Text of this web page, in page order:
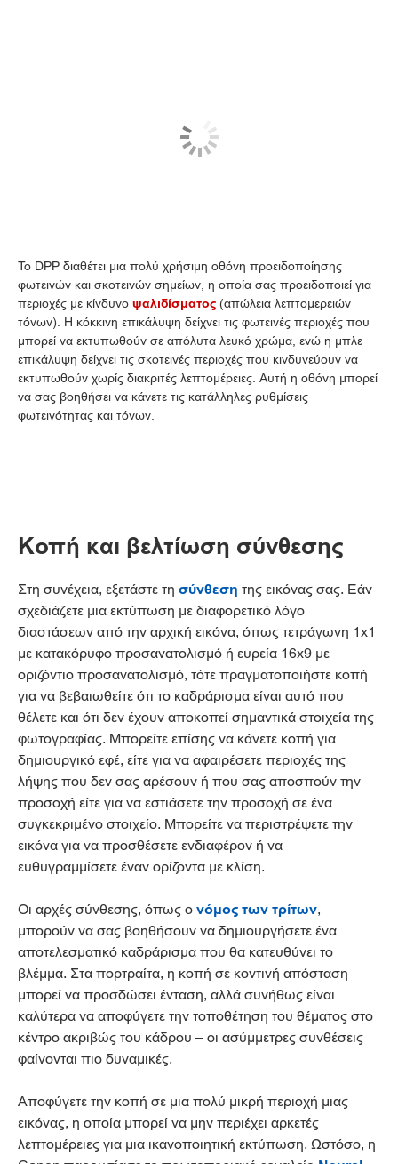
Το DPP διαθέτει μια πολύ χρήσιμη οθόνη προειδοποίησης
φωτεινών και σκοτεινών σημείων, η οποία σας προειδοποιεί για
περιοχές με κίνδυνο ψαλιδίσματος (απώλεια λεπτομερειών
τόνων). Η κόκκινη επικάλυψη δείχνει τις φωτεινές περιοχές που
μπορεί να εκτυπωθούν σε απόλυτα λευκό χρώμα, ενώ η μπλε
επικάλυψη δείχνει τις σκοτεινές περιοχές που κινδυνεύουν να
εκτυπωθούν χωρίς διακριτές λεπτομέρειες. Αυτή η οθόνη μπορεί
να σας βοηθήσει να κάνετε τις κατάλληλες ρυθμίσεις
φωτεινότητας και τόνων.
Κοπή και βελτίωση σύνθεσης
Στη συνέχεια, εξετάστε τη σύνθεση της εικόνας σας. Εάν
σχεδιάζετε μια εκτύπωση με διαφορετικό λόγο
διαστάσεων από την αρχική εικόνα, όπως τετράγωνη 1x1
με κατακόρυφο προσανατολισμό ή ευρεία 16x9 με
οριζόντιο προσανατολισμό, τότε πραγματοποιήστε κοπή
για να βεβαιωθείτε ότι το καδράρισμα είναι αυτό που
θέλετε και ότι δεν έχουν αποκοπεί σημαντικά στοιχεία της
φωτογραφίας. Μπορείτε επίσης να κάνετε κοπή για
δημιουργικό εφέ, είτε για να αφαιρέσετε περιοχές της
λήψης που δεν σας αρέσουν ή που σας αποσπούν την
προσοχή είτε για να εστιάσετε την προσοχή σε ένα
συγκεκριμένο στοιχείο. Μπορείτε να περιστρέψετε την
εικόνα για να προσθέσετε ενδιαφέρον ή να
ευθυγραμμίσετε έναν ορίζοντα με κλίση.
Οι αρχές σύνθεσης, όπως ονόμος των τρίτων,
μπορούν να σας βοηθήσουν να δημιουργήσετε ένα
αποτελεσματικό καδράρισμα που θα κατευθύνει το
βλέμμα. Στα πορτραίτα, η κοπή σε κοντινή απόσταση
μπορεί να προσδώσει ένταση, αλλά συνήθως είναι
καλύτερα να αποφύγετε την τοποθέτηση του θέματος στο
κέντρο ακριβώς του κάδρου – οι ασύμμετρες συνθέσεις
φαίνονται πιο δυναμικές.
Αποφύγετε την κοπή σε μια πολύ μικρή περιοχή μιας
εικόνας, η οποία μπορεί να μην περιέχει αρκετές
λεπτομέρειες για μια ικανοποιητική εκτύπωση. Ωστόσο, η